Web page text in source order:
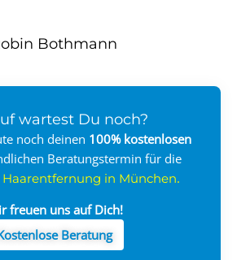
Bothmann
wartest Du noch?
noch deinen 100% kostenlosen
Beratungstermin für die
in München.
freuen uns auf Dich!
Beratung